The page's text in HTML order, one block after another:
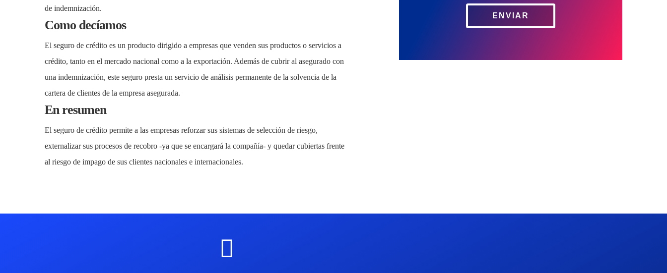
de indemnización.
Como decíamos
El seguro de crédito es un producto dirigido a empresas que venden sus productos o servicios a
crédito, tanto en el mercado nacional como a la exportación. Además de cubrir al asegurado con
una indemnización, este seguro presta un servicio de análisis permanente de la solvencia de la
cartera de clientes de la empresa asegurada.
En resumen
El seguro de crédito permite a las empresas reforzar sus sistemas de selección de riesgo,
externalizar sus procesos de recobro -ya que se encargará la compañía- y quedar cubiertas frente
al riesgo de impago de sus clientes nacionales e internacionales.
ENVIAR